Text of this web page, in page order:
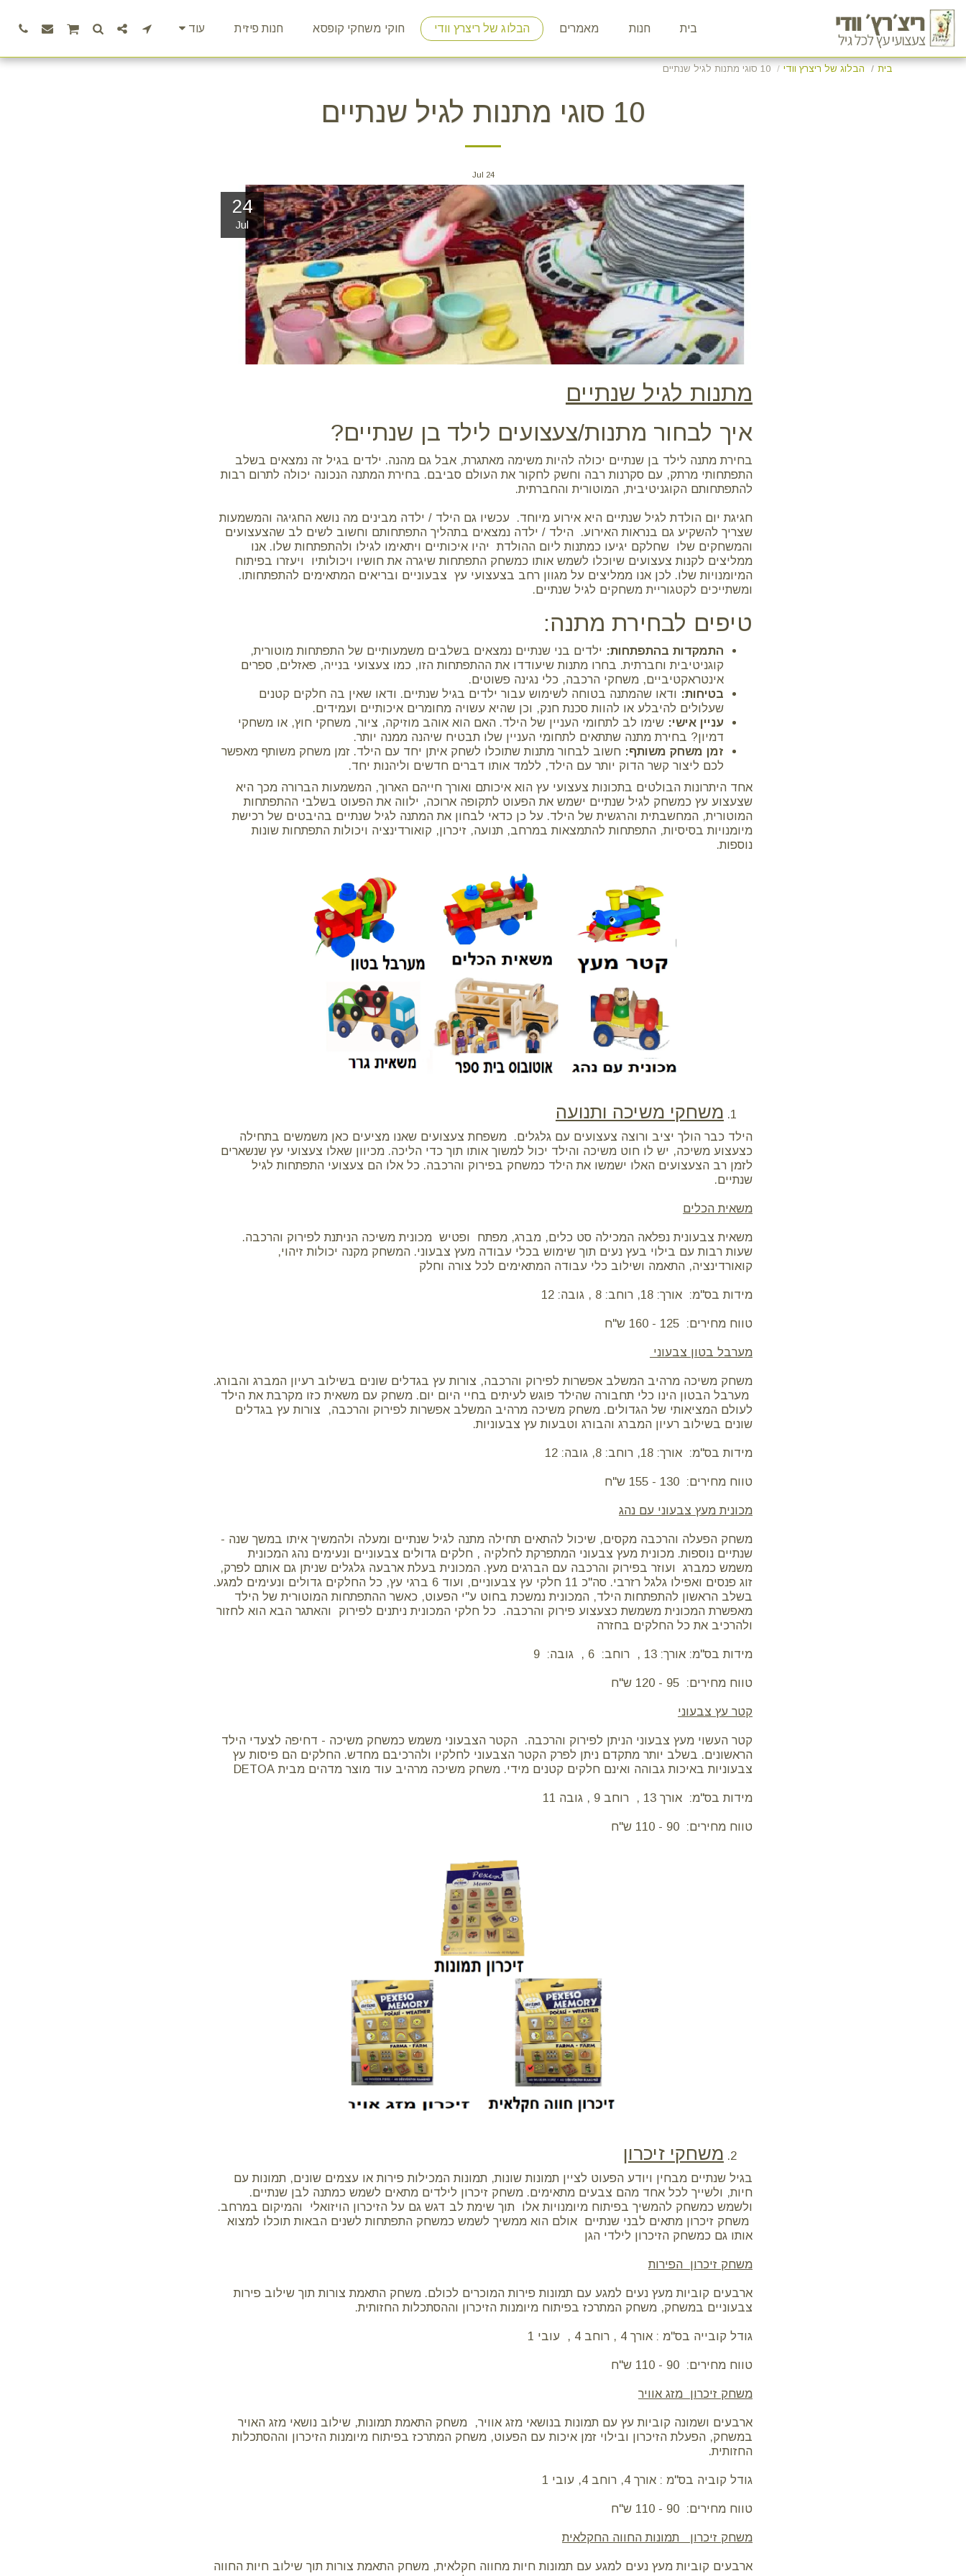
בית חנות מאמרים הבלוג של ריצרץ וודי חוקי משחקי קופסא חנות פיזית עוד
בית הבלוג של ריצרץ וודי 10 סוגי מתנות לגיל שנתיים
10 סוגי מתנות לגיל שנתיים
24
Jul
24
Jul
מתנות לגיל שנתיים
איך לבחור מתנות/צעצועים לילד בן שנתיים?
בחירת מתנה לילד בן שנתיים יכולה להיות משימה מאתגרת, אבל גם מהנה. ילדים בגיל זה נמצאים בשלב
התפתחותי מרתק, עם סקרנות רבה וחשק לחקור את העולם סביבם. בחירת המתנה הנכונה יכולה לתרום רבות
להתפתחותם הקוגניטיבית, המוטורית והחברתית.
חגיגת יום הולדת לגיל שנתיים היא אירוע מיוחד. עכשיו גם הילד / ילדה מבינים מה נושא החגיגה והמשמעות
שצריך להשקיע גם בנראות האירוע. הילד / ילדה נמצאים בתהליך התפתחותם וחשוב לשים לב שהצעצועים
והמשחקים שלו שחלקם יגיעו כמתנות ליום ההולדת יהיו איכותיים ויתאימו לגילו ולהתפתחות שלו. אנו
ממליצים לקנות צעצועים שיוכלו לשמש אותו כמשחק התפתחות שיגרה את חושיו ויכולותיו ויעזרו בפיתוח
המיומנויות שלו. לכן אנו ממליצים על מגוון רחב בצעצועי עץ צבעוניים ובריאים המתאימים להתפתחותו.
ומשתייכים לקטגוריית משחקים לגיל שנתיים.
טיפים לבחירת מתנה:
התמקדות בהתפתחות: ילדים בני שנתיים נמצאים בשלבים משמעותיים של התפתחות מוטורית,
קוגניטיבית וחברתית. בחרו מתנות שיעודדו את ההתפתחות הזו, כמו צעצועי בנייה, פאזלים, ספרים
אינטראקטיביים, משחקי הרכבה, כלי נגינה פשוטים.
בטיחות: ודאו שהמתנה בטוחה לשימוש עבור ילדים בגיל שנתיים. ודאו שאין בה חלקים קטנים
שעלולים להיבלע או להוות סכנת חנק, וכן שהיא עשויה מחומרים איכותיים ועמידים.
עניין אישי: שימו לב לתחומי העניין של הילד. האם הוא אוהב מוזיקה, ציור, משחקי חוץ, או משחקי
דמיון? בחירת מתנה שתתאים לתחומי העניין שלו תבטיח שיהנה ממנה יותר.
זמן משחק משותף: חשוב לבחור מתנות שתוכלו לשחק איתן יחד עם הילד. זמן משחק משותף מאפשר
לכם ליצור קשר הדוק יותר עם הילד, ללמד אותו דברים חדשים וליהנות יחד.
אחד היתרונות הבולטים בתכונות צעצועי עץ הוא איכותם ואורך חייהם הארוך, המשמעות הברורה מכך היא
שצעצוע עץ כמשחק לגיל שנתיים ישמש את הפעוט לתקופה ארוכה, ילווה את הפעוט בשלבי ההתפתחות
המוטורית, המחשבתית והרגשית של הילד. על כן כדאי לבחון את המתנה לגיל שנתיים בהיבטים של רכישת
מיומנויות בסיסיות, התפתחות להתמצאות במרחב, תנועה, זיכרון, קואורדינציה ויכולות התפתחות שונות
נוספות.
משחקי משיכה ותנועה
הילד כבר הולך יציב ורוצה צעצועים עם גלגלים. משפחת צעצועים שאנו מציעים כאן משמשים בתחילה
כצעצוע משיכה, יש לו חוט משיכה והילד יכול למשוך אותו תוך כדי הליכה. מכיוון שאלו צעצועי עץ שנשארים
לזמן רב הצעצועים האלו ישמשו את הילד כמשחק בפירוק והרכבה. כל אלו הם צעצועי התפתחות לגיל
שנתיים.
משאית הכלים
משאית צבעונית נפלאה המכילה סט כלים, מברג, מפתח ופטיש מכונית משיכה הניתנת לפירוק והרכבה.
שעות רבות עם בילוי בעץ נעים תוך שימוש בכלי עבודה מעץ צבעוני. המשחק מקנה יכולות זיהוי,
קואורדינציה, התאמה ושילוב כלי עבודה המתאימים לכל צורה וחלק
מידות בס"מ: אורך: 18, רוחב: 8 , גובה: 12
טווח מחירים: 125 - 160 ש"ח
מערבל בטון צבעוני
משחק משיכה מרהיב המשלב אפשרות לפירוק והרכבה, צורות עץ בגדלים שונים בשילוב רעיון המברג והבורג.
מערבל הבטון הינו כלי תחבורה שהילד פוגש לעיתים בחיי היום יום. משחק עם משאית כזו מקרבת את הילד
לעולם המציאותי של הגדולים. משחק משיכה מרהיב המשלב אפשרות לפירוק והרכבה, צורות עץ בגדלים
שונים בשילוב רעיון המברג והבורג וטבעות עץ צבעוניות.
מידות בס"מ: אורך: 18, רוחב: 8, גובה: 12
טווח מחירים: 130 - 155 ש"ח
מכונית מעץ צבעוני עם נהג
משחק הפעלה והרכבה מקסים, שיכול להתאים תחילה מתנה לגיל שנתיים ומעלה ולהמשיך איתו במשך שנה -
שנתיים נוספות. מכונית מעץ צבעוני המתפרקת לחלקיה , חלקים גדולים צבעוניים ונעימים נהג המכונית
משמש כמברג ועוזר בפירוק והרכבה עם הברגים מעץ. המכונית בעלת ארבעה גלגלים שניתן גם אותם לפרק,
זוג פנסים ואפילו גלגל רזרבי. סה"כ 11 חלקי עץ צבעוניים, ועוד 6 ברגי עץ, כל החלקים גדולים ונעימים למגע.
בשלב הראשון להתפתחות הילד, המכונית נמשכת בחוט ע"י הפעוט, כאשר ההתפתחות המוטורית של הילד
מאפשרת המכונית משמשת כצעצוע פירוק והרכבה. כל חלקי המכונית ניתנים לפירוק והאתגר הבא הוא לחזור
ולהרכיב את כל החלקים בחזרה
מידות בס"מ: אורך: 13 , רוחב: 6 , גובה: 9
טווח מחירים: 95 - 120 ש"ח
קטר עץ צבעוני
קטר העשוי מעץ צבעוני הניתן לפירוק והרכבה. הקטר הצבעוני משמש כמשחק משיכה - דחיפה לצעדי הילד
הראשונים. בשלב יותר מתקדם ניתן לפרק הקטר הצבעוני לחלקיו ולהרכיבם מחדש. החלקים הם פיסות עץ
צבעוניות באיכות גבוהה ואינם חלקים קטנים מידי. משחק משיכה מרהיב עוד מוצר מדהים מבית DETOA
מידות בס"מ: אורך 13 , רוחב 9 , גובה 11
טווח מחירים: 90 - 110 ש"ח
משחקי זיכרון
בגיל שנתיים מבחין ויודע הפעוט לציין תמונות שונות, תמונות המכילות פירות או עצמים שונים, תמונות עם
חיות, ולשייך לכל אחד מהם צבעים מתאימים. משחק זיכרון לילדים מתאים לשמש כמתנה לבן שנתיים.
ולשמש כמשחק להמשיך בפיתוח מיומנויות אלו תוך שימת לב דגש גם על הזיכרון הויזואלי והמיקום במרחב.
משחק זיכרון מתאים לבני שנתיים אולם הוא ממשיך לשמש כמשחק התפתחות לשנים הבאות תוכלו למצוא
אותו גם כמשחק הזיכרון לילדי הגן
משחק זיכרון הפירות
ארבעים קוביות מעץ נעים למגע עם תמונות פירות המוכרים לכולם. משחק התאמת צורות תוך שילוב פירות
צבעוניים במשחק, משחק המתרכז בפיתוח מיומנות הזיכרון וההסתכלות החזותית.
גודל קובייה בס"מ : אורך 4 , רוחב 4 , עובי 1
טווח מחירים: 90 - 110 ש"ח
משחק זיכרון מזג אוויר
ארבעים ושמונה קוביות עץ עם תמונות בנושאי מזג אוויר, משחק התאמת תמונות, שילוב נושאי מזג האויר
במשחק, הפעלת הזיכרון ובילוי זמן איכות עם הפעוט, משחק המתרכז בפיתוח מיומנות הזיכרון וההסתכלות
החזותית.
גודל קוביה בס"מ : אורך 4, רוחב 4, עובי 1
טווח מחירים: 90 - 110 ש"ח
משחק זיכרון תמונות החווה החקלאית
ארבעים קוביות מעץ נעים למגע עם תמונות חיות מחווה חקלאית, משחק התאמת צורות תוך שילוב חיות החווה